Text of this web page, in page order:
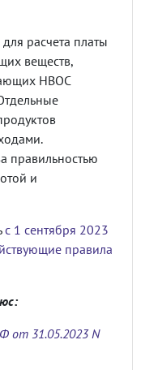
расчета платы
веществ,
НВОС
правильностью
и
с 1 сентября 2023
правила
от 31.05.2023 N